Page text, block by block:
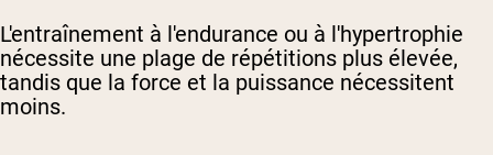
L'entraînement à l'endurance ou à l'hypertrophie
nécessite une plage de répétitions plus élevée,
tandis que la force et la puissance nécessitent
moins.